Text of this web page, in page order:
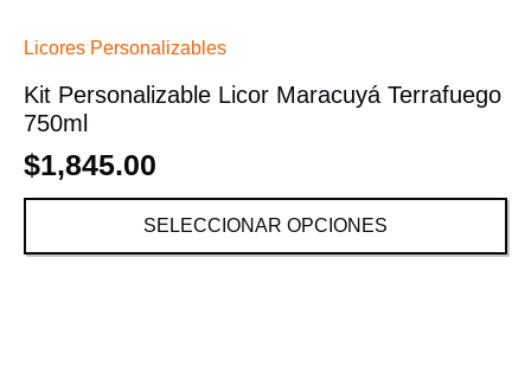
Licores Personalizables
Kit Personalizable Licor Maracuyá Terrafuego
750ml
$1,845.00
SELECCIONAR OPCIONES